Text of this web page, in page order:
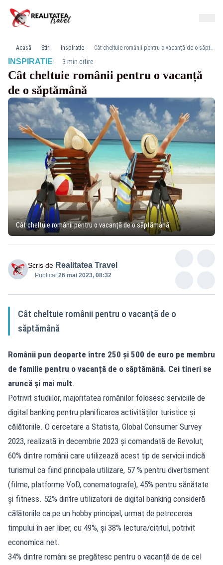
Acasă Știri Inspiratie Cât cheltuie românii pentru o vacanță de o săptămână
INSPIRATIE· 3 min citire
Cât cheltuie românii pentru o vacanță
de o săptămână
Cât cheltuie românii pentru o vacanță de o săptămână
Scris de Realitatea Travel
Publicat:26 mai 2023, 08:32
Cât cheltuie românii pentru o vacanță de o
săptămână
Românii pun deoparte între 250 și 500 de euro pe membru
de familie pentru o vacanță de o săptămână. Cei tineri se
aruncă și mai mult.
Potrivit studiilor, majoritatea românilor folosesc serviciile de
digital banking pentru planificarea activităților turistice și
călătoriile. O cercetare a Statista, Global Consumer Survey
2023, realizată în decembrie 2023 și comandată de Revolut,
60% dintre românii care utilizează acest tip de servicii indică
turismul ca fiind principala utilizare, 57 % pentru divertisment
(filme, platforme VoD, conematografe), 45% pentru sănătate
și fitness. 52% dintre utilizatorii de digital banking consideră
călătoriile ca pe un hobby principal, urmat de petrecerea
timpului în aer liber, cu 49%, și 38% lectura/cititul, potrivit
economica.net.
34% dintre români se pregătesc pentru o vacanță de de cel